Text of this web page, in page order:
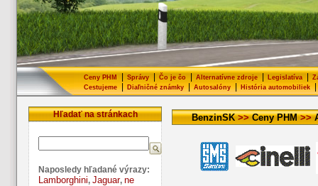
Ceny PHM Správy Čo je čo Alternatívne zdroje Legislatíva
Cestujeme| Diaľničné známky| Autosalóny| História automobiliek|
Hľadať na stránkach
Naposledy hľadané výrazy:
Lamborghini, Jaguar, ne
BenzinSK>>Ceny PHM>>